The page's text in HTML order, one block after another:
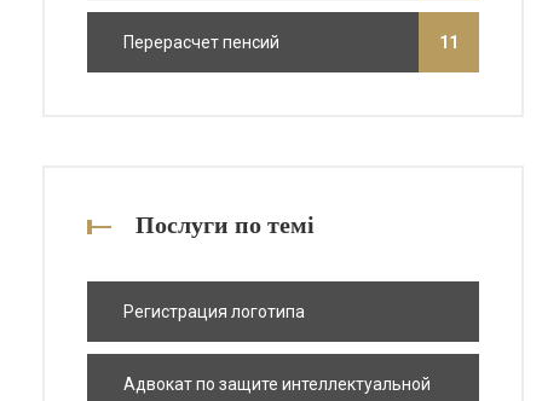
Перерасчет пенсий 11
Послуги по темі
Регистрация логотипа
Адвокат по защите интеллектуальной